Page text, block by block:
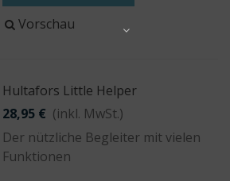
Vorschau
Hultafors Little Helper
28,95 € (inkl. MwSt.)
Der nützliche Begleiter mit vielen
Funktionen